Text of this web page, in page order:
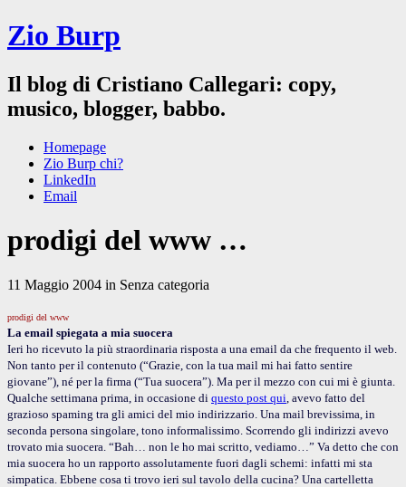
Zio Burp
Il blog di Cristiano Callegari: copy,
musico, blogger, babbo.
Homepage
Zio Burp chi?
LinkedIn
Email
prodigi del www …
11 Maggio 2004 in Senza categoria
prodigi del www
La email spiegata a mia suocera
Ieri ho ricevuto la più straordinaria risposta a una email da che frequento il web.
Non tanto per il contenuto (“Grazie, con la tua mail mi hai fatto sentire
giovane”), né per la firma (“Tua suocera”). Ma per il mezzo con cui mi è giunta.
Qualche settimana prima, in occasione di questo post qui , avevo fatto del
grazioso spaming tra gli amici del mio indirizzario. Una mail brevissima, in
seconda persona singolare, tono informalissimo. Scorrendo gli indirizzi avevo
trovato mia suocera. “Bah… non le ho mai scritto, vediamo…” Va detto che con
mia suocera ho un rapporto assolutamente fuori dagli schemi: infatti mi sta
simpatica. Ebbene cosa ti trovo ieri sul tavolo della cucina? Una cartelletta